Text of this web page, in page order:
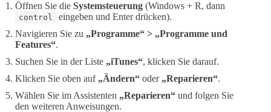
Öffnen Sie die Systemsteuerung (Windows + R, dann
control
eingeben und Enter drücken).
Navigieren Sie zu „Programme“ > „Programme und
Features“.
Suchen Sie in der Liste „iTunes“, klicken Sie darauf.
Klicken Sie oben auf „Ändern“ oder „Reparieren“.
Wählen Sie im Assistenten „Reparieren“ und folgen Sie
den weiteren Anweisungen.